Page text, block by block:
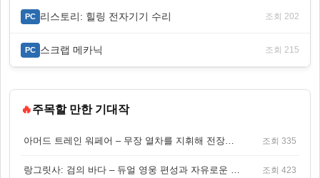
PC 리스토리: 힐링 전자기기 수리 조회 202
PC 스크랩 메카닉 조회 215
🔥주목할 만한 기대작
아머드 트레인 워페어 – 무장 열차를 지휘해 전장을 돌파하는 생존 전투 게임 조회 335
랑그릿사: 검의 바다 – 듀얼 영웅 편성과 자유로운 탐험을 결합한 판타지 전략 RPG 조회 423